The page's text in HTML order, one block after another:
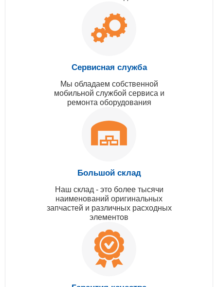
Сервисная служба
Мы обладаем собственной
мобильной службой сервиса и
ремонта оборудования
Большой склад
Наш склад - это более тысячи
наименований оригинальных
запчастей и различных расходных
элементов